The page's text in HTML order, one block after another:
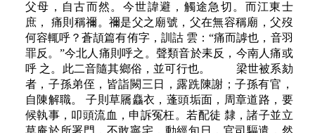
父母，自古而然。今世諱避，觸途急切。而江東士
庶， 痛則稱禰。禰是父之廟號，父在無容稱廟，父歿
何容輒呼？蒼頡篇有侑字，訓詁 雲：“痛而謼也，音羽
罪反。”今北人痛則呼之。聲類音於耒反，今南人痛或
呼 之。此二音隨其鄉俗，並可行也。 梁世被系劾
者，子孫弟侄，皆詣闕三日，露跣陳謝；子孫有官，
自陳解職。 子則草屩麤衣，蓬頭垢面，周章道路，要
候執事，叩頭流血，申訴冤枉。若配徒 隸，諸子並立
草庵於所署門，不敢寧宅，動經旬日，官司驅遣，然